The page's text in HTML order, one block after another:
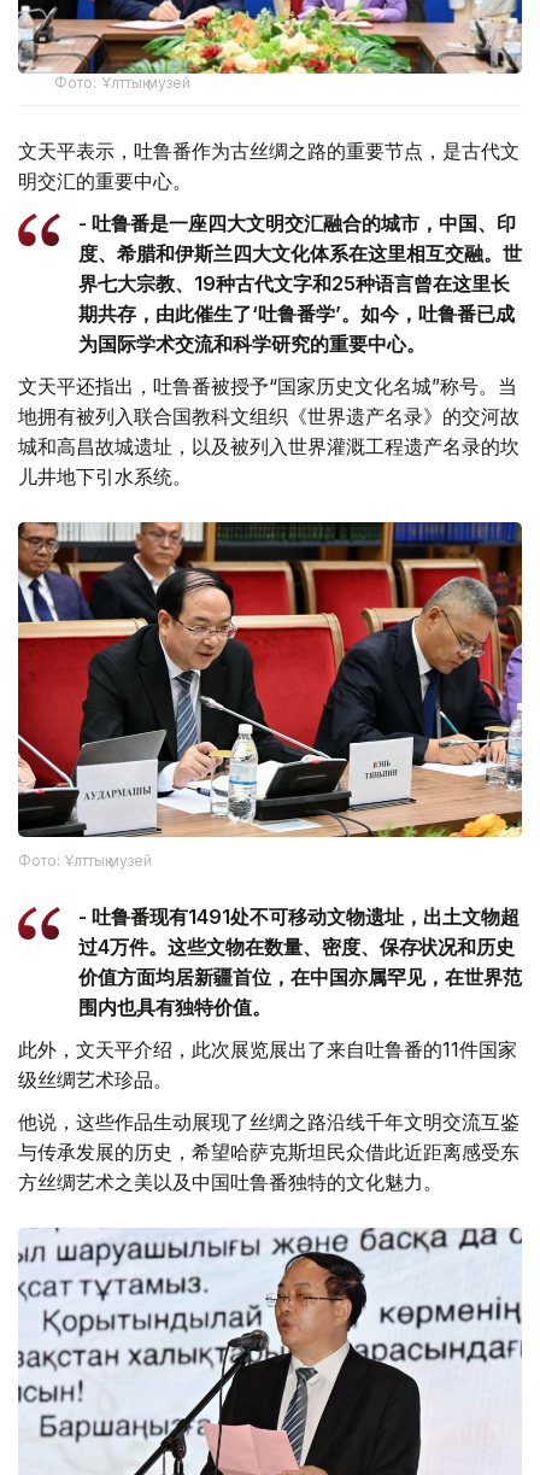
Фото: Ұлттық музей
文天平表示，吐鲁番作为古丝绸之路的重要节点，是古代文
明交汇的重要中心。
- 吐鲁番是一座四大文明交汇融合的城市，中国、印
度、希腊和伊斯兰四大文化体系在这里相互交融。世
界七大宗教、19种古代文字和25种语言曾在这里长
期共存，由此催生了‘吐鲁番学’。如今，吐鲁番已成
为国际学术交流和科学研究的重要中心。
文天平还指出，吐鲁番被授予“国家历史文化名城”称号。当
地拥有被列入联合国教科文组织《世界遗产名录》的交河故
城和高昌故城遗址，以及被列入世界灌溉工程遗产名录的坎
儿井地下引水系统。
Фото: Ұлттық музей
- 吐鲁番现有1491处不可移动文物遗址，出土文物超
过4万件。这些文物在数量、密度、保存状况和历史
价值方面均居新疆首位，在中国亦属罕见，在世界范
围内也具有独特价值。
此外，文天平介绍，此次展览展出了来自吐鲁番的11件国家
级丝绸艺术珍品。
他说，这些作品生动展现了丝绸之路沿线千年文明交流互鉴
与传承发展的历史，希望哈萨克斯坦民众借此近距离感受东
方丝绸艺术之美以及中国吐鲁番独特的文化魅力。